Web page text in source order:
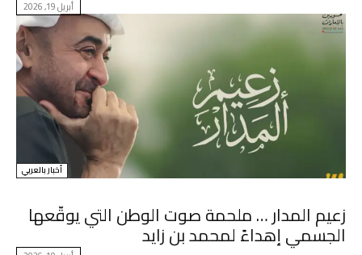
أبريل 19, 2026
أخبار بالعربي
زعيم المدار … ملحمة صوت الوطن التي يوقّعها
الجسمي إهداءً لمحمد بن زايد